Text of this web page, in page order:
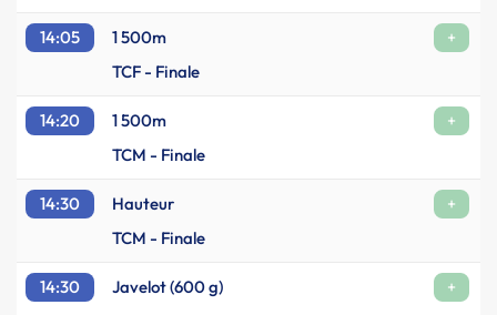
14:05 1 500m
+
TCF - Finale
14:20 1 500m
+
TCM - Finale
14:30 Hauteur
+
TCM - Finale
14:30 Javelot (600 g)
+